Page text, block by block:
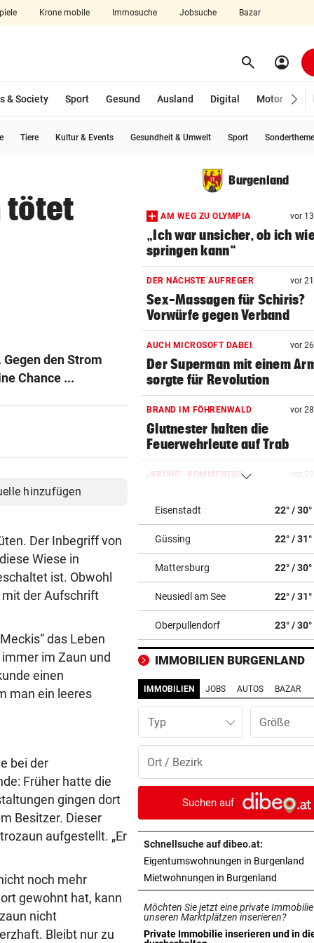
Krone mobile Immosuche Jobsuche Bazar
aufklappen search Suchen
account_circle
& Society Sport Gesund Ausland Digital Motor
Tiere Kultur & Events Gesundheit & Umwelt Sport
tötet
den Strom
Chance ...
hinzufügen
Der Inbegriff von
Wiese in
ist. Obwohl
mit der Aufschrift
das Leben
im Zaun und
einen
man ein leeres
bei der
Früher hatte die
gingen dort
Besitzer. Dieser
aufgestellt. „Er
noch mehr
gewohnt hat, kann
nicht
Bleibt nur zu
Burgenland
AM WEG ZU OLYMPIA vor
„Ich war unsicher, ob ich
springen kann“
DER NÄCHSTE AUFREGER vor
Sex-Massagen für Schiris?
Vorwürfe gegen Verband
AUCH MICROSOFT DABEI vor
Der Superman mit einem
sorgte für Revolution
BRAND IM FÖHRENWALD vor
Glutnester halten die
Feuerwehrleute auf Trab
„KRONE“-KOMMENTAR vor
NUMMER NEUN ZU STARK vor
Nur 2 Games, kein
Potapova geht unter
Ski-Paukenschlag: Verband
„nicht vorbeireitet“
Gegner wohl fix!
Neustifter Kirtag: So soll
„KRONE“-KOMMENTAR vor
So treiben sie Republik und
blaue Hände
BUNDESLIGA IM TICKER
SCR Altach gegen WSG Tirol
19.30 Uhr LIVE
„KRONE“ VOR ORT vor
Polizeianhaltezentrum:
Eisenstadt 22° / 30°
Güssing 22° / 31°
Mattersburg 22° / 30°
Neusiedl am See 22° / 31°
Oberpullendorf 23° / 30°
IMMOBILIEN BURGENLAND
IMMOBILIEN JOBS AUTOS BAZAR
Typ
Suchen auf
Schnellsuche auf dibeo.at:
Eigentumswohnungen in Burgenland
Mietwohnungen in Burgenland
Möchten Sie jetzt eine private
unseren Marktplätzen inserieren?
Private Immobilie inserieren und in